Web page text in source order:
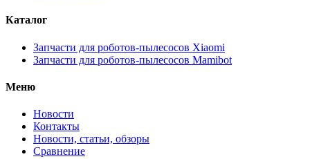
Каталог
Запчасти для роботов-пылесосов Xiaomi
Запчасти для роботов-пылесосов Mamibot
Меню
Новости
Контакты
Новости, статьи, обзоры
Сравнение